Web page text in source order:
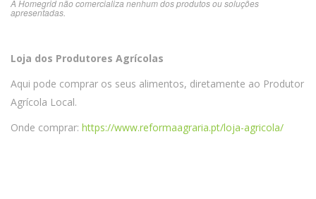
A Homegrid não comercializa nenhum dos produtos ou soluções
apresentadas.
Loja dos Produtores Agrícolas
Aqui pode comprar os seus alimentos, diretamente ao Produtor
Agrícola Local.
Onde comprar: https://www.reformaagraria.pt/loja-agricola/